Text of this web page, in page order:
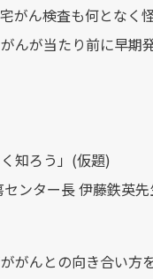
がん検査も何となく
んが当たり前に早期
知ろう」(仮題)
ンター長 伊藤鉄英
がんとの向き合い方